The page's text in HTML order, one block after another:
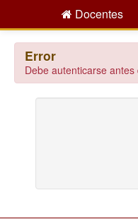
Docentes
Error
Debe autenticarse